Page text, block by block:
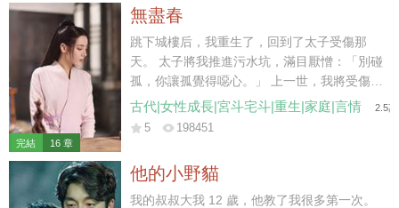
于是他便每天最後一秒踏入家門，絕不會多一
分一秒。 童潔走上前，按照往常那樣幫他把脫
下的西服掛起來，“飯菜已經準備好了，我去給
你熱一下。” 莫紹謙按照合約約定，側臉親了
她一口，神色卻是一如既往的淡漠，“你每天這
樣惺惺作態不累？每天做這些，明知道我也不
會吃。” 說罷，他從口袋裏掏出一個盒子，扔
物。” “前天。”童潔道。 “什麼？”莫紹謙皺眉。
“結婚紀念日，是前天。” 他每一年都會按照合
完結 16 章
無盡春
跳下城樓后，我重生了，回到了太子受傷那
天。 太子將我推進污水坑，滿目厭憎：「別碰
孤，你讓孤覺得噁心。」 上一世，我將受傷的
蕭澤背出荒野，得到皇上賜婚，成了太子妃。
不料，我愛他如命，他卻厭我入骨，大婚第三
白，他的心是捂不熱的，但一切都晚了。 我只
能含恨跳了城樓。 這一世…… 我看著身受重
古代|女性成長|宮斗宅斗|重生|家庭|言情 2.5
5 198451
他的小野貓
我的叔叔大我 12 歲，他教了我很多第一次。